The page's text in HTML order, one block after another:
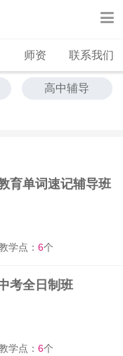
师资 联系我们
高中辅导
育单词速记辅导班
学点：6个
考全日制班
学点：6个